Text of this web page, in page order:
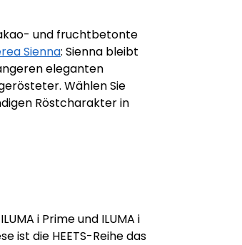
und fruchtbetonte
Sienna: Sienna bleibt
eleganten
Wählen Sie
Röstcharakter in
i Prime und ILUMA i
ist die HEETS-Reihe das